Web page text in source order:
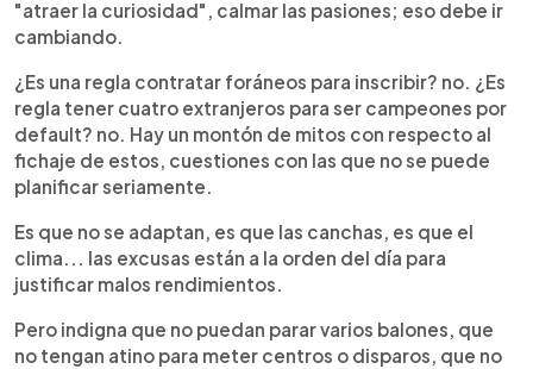
"atraer la curiosidad", calmar las pasiones; eso debe ir
cambiando.
¿Es una regla contratar foráneos para inscribir? no. ¿Es
regla tener cuatro extranjeros para ser campeones por
default? no. Hay un montón de mitos con respecto al
fichaje de estos, cuestiones con las que no se puede
planificar seriamente.
Es que no se adaptan, es que las canchas, es que el
clima... las excusas están a la orden del día para
justificar malos rendimientos.
Pero indigna que no puedan parar varios balones, que
no tengan atino para meter centros o disparos, que no